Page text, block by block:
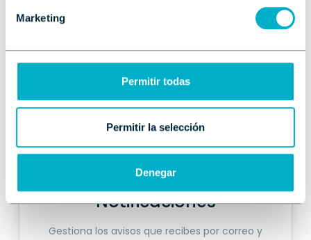
Marketing
Permitir todas
Permitir la selección
Denegar
Comparador
Compara modelos y ofertas de un vistazo para
encontrar la opción que mejor encaja contigo.
Notificaciones
Gestiona los avisos que recibes por correo y